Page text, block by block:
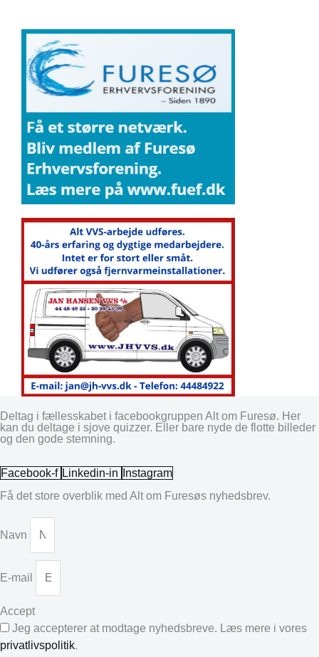
Deltag i fællesskabet i facebookgruppen Alt om Furesø. Her
kan du deltage i sjove quizzer. Eller bare nyde de flotte billeder
og den gode stemning.
Facebook-f Linkedin-in
Instagram
Få det store overblik med Alt om Furesøs nyhedsbrev.
Navn
E-mail
Accept
Jeg accepterer at modtage nyhedsbreve. Læs mere i vores
privatlivspolitik.